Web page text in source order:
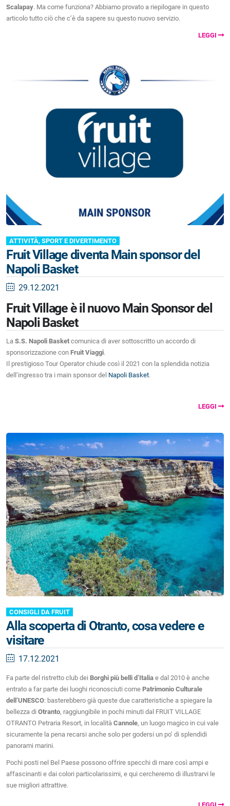
Scalapay. Ma come funziona? Abbiamo provato a riepilogare in questo
articolo tutto ciò che c’è da sapere su questo nuovo servizio.
LEGGI
ATTIVITÀ, SPORT E DIVERTIMENTO
Fruit Village diventa Main sponsor del
Napoli Basket
29.12.2021
Fruit Village è il nuovo Main Sponsor del
Napoli Basket
La S.S. Napoli Basket comunica di aver sottoscritto un accordo di
sponsorizzazione con Fruit Viaggi.
Il prestigioso Tour Operator chiude così il 2021 con la splendida notizia
dell’ingresso tra i main sponsor del Napoli Basket.
LEGGI
CONSIGLI DA FRUIT
Alla scoperta di Otranto, cosa vedere e
visitare
17.12.2021
Fa parte del ristretto club dei Borghi più belli d’Italia e dal 2010 è anche
entrato a far parte dei luoghi riconosciuti come Patrimonio Culturale
dell’UNESCO: basterebbero già queste due caratteristiche a spiegare la
bellezza di Otranto, raggiungibile in pochi minuti dal FRUIT VILLAGE
OTRANTO Petraria Resort, in località Cannole, un luogo magico in cui vale
sicuramente la pena recarsi anche solo per godersi un po’ di splendidi
panorami marini.
Pochi posti nel Bel Paese possono offrire specchi di mare così ampi e
affascinanti e dai colori particolarissimi, e qui cercheremo di illustrarvi le
sue migliori attrattive.